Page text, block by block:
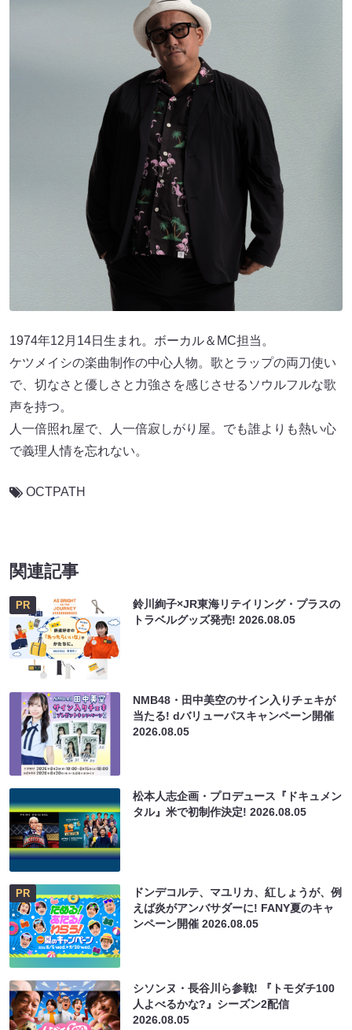
1974年12月14日生まれ。ボーカル＆MC担当。
ケツメイシの楽曲制作の中心人物。歌とラップの両刀使い
で、切なさと優しさと力強さを感じさせるソウルフルな歌
声を持つ。
人一倍照れ屋で、人一倍寂しがり屋。でも誰よりも熱い心
で義理人情を忘れない。
OCTPATH
関連記事
PR
鈴川絢子×JR東海リテイリング・プラスの
トラベルグッズ発売!2026.08.05
NMB48・田中美空のサイン入りチェキが
当たる! dバリューパスキャンペーン開催
2026.08.05
松本人志企画・プロデュース『ドキュメン
タル』米で初制作決定!2026.08.05
PR
ドンデコルテ、マユリカ、紅しょうが、例
えば炎がアンバサダーに! FANY夏のキャ
ンペーン開催2026.08.05
シソンヌ・長谷川ら参戦! 『トモダチ100
人よべるかな?』シーズン2配信
2026.08.05